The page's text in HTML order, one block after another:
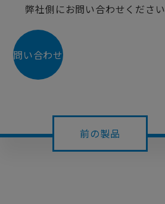
弊社側にお問い合わせください
問い合わせ
前の製品